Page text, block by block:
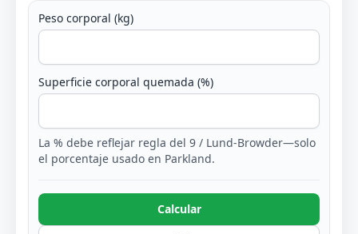
Calculadora
Peso corporal (kg)
Superficie corporal quemada (%)
La % debe reflejar regla del 9 / Lund-Browder—solo
el porcentaje usado en Parkland.
Calcular